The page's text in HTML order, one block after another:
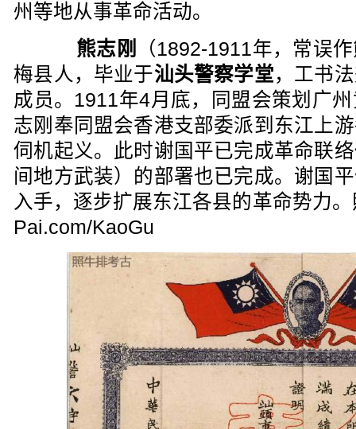
州等地从事革命活动。
熊志刚
（1892-1911年，常误
梅县人，毕业于汕头警察学堂，工书
成员。1911年4月底，同盟会策划广
志刚奉同盟会香港支部委派到东江上
伺机起义。此时谢国平已完成革命联
间地方武装）的部署也已完成。谢国
入手，逐步扩展东江各县的革命势力
Pai.com/KaoGu